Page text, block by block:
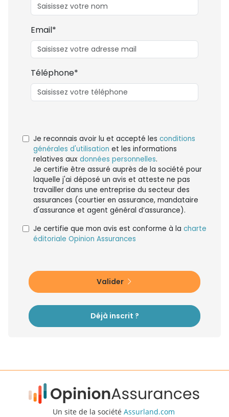
Email*
Téléphone*
Je reconnais avoir lu et accepté les conditions
générales d'utilisation et les informations
relatives aux données personnelles.
Je certifie être assuré auprès de la société pour
laquelle j'ai déposé un avis et atteste ne pas
travailler dans une entreprise du secteur des
assurances (courtier en assurance, mandataire
d'assurance et agent général d’assurance).
Je certifie que mon avis est conforme à la charte
éditoriale Opinion Assurances
Valider
Déjà inscrit ?
Un site de la société Assurland.com